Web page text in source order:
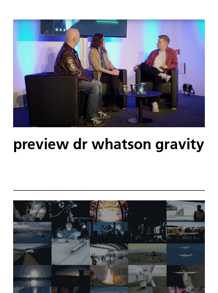
preview dr whatson gravity